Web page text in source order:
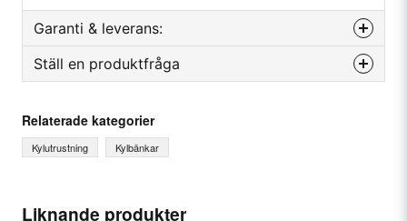
Liknande produkter
Garanti & leverans:
Reservdelsgaranti
Ställ en produktfråga
Fråga oss något om denna produkten...
Ditt namn
Relaterade kategorier
Kylutrustning Kylbänkar